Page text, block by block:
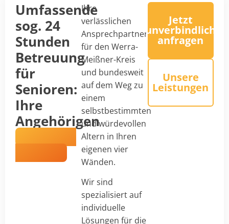
Umfassende
sog. 24
Stunden
Betreuung
für
Senioren:
Ihre
Angehörigen
in besten
Händen
Ihre
verlässlichen
Ansprechpartner
für den Werra-
Meißner-Kreis
und bundesweit
auf dem Weg zu
einem
selbstbestimmten
und würdevollen
Altern in Ihren
eigenen vier
Wänden.
Wir sind
spezialisiert auf
individuelle
Lösungen für die
Jetzt
unverbindlich
anfragen
Unsere
Leistungen